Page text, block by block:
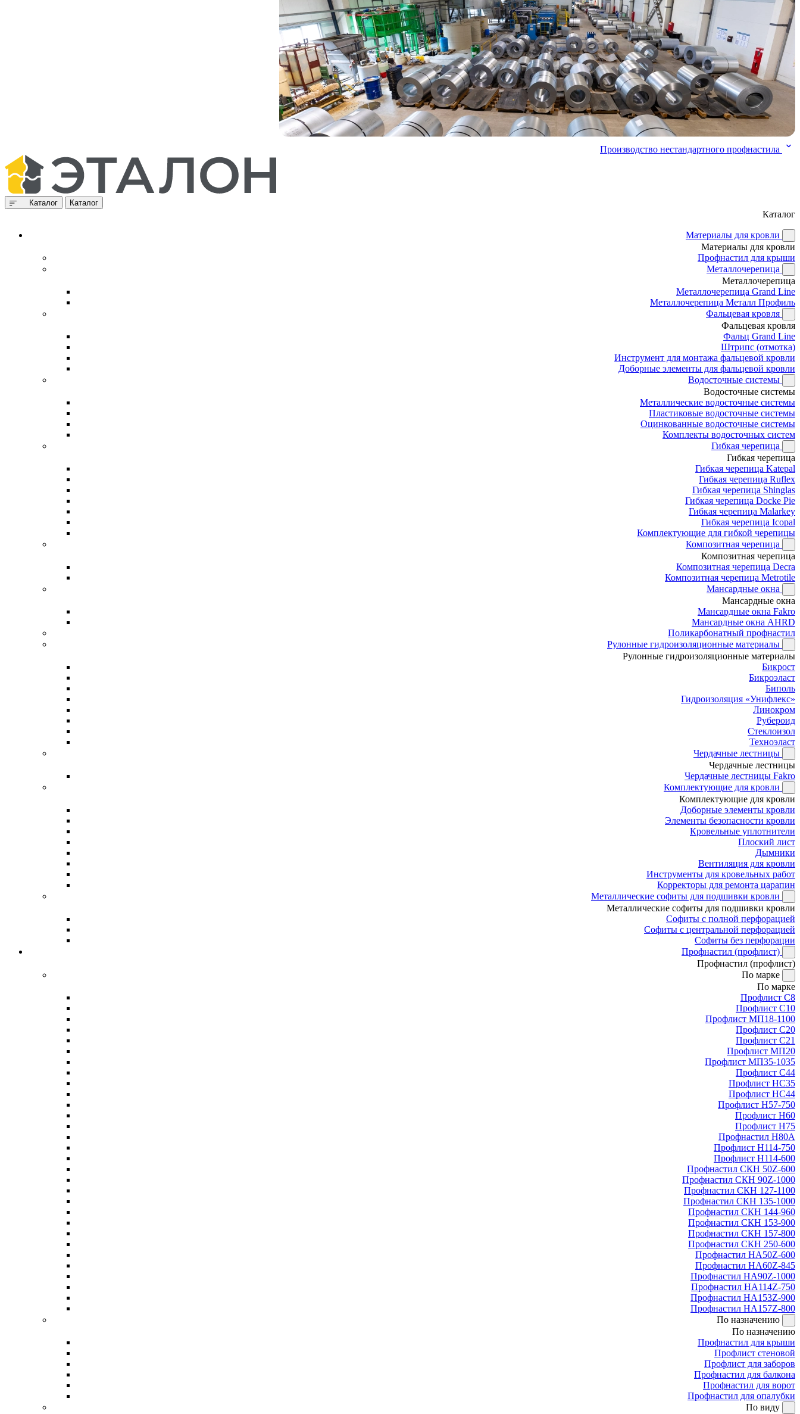
Производство нестандартного профнастила
Каталог Каталог
Каталог
Материалы для кровли
Материалы для кровли
Профнастил для крыши
Металлочерепица
Металлочерепица
Металлочерепица Grand Line
Металлочерепица Металл Профиль
Фальцевая кровля
Фальцевая кровля
Фальц Grand Line
Штрипс (отмотка)
Инструмент для монтажа фальцевой кровли
Доборные элементы для фальцевой кровли
Водосточные системы
Водосточные системы
Металлические водосточные системы
Пластиковые водосточные системы
Оцинкованные водосточные системы
Комплекты водосточных систем
Гибкая черепица
Гибкая черепица
Гибкая черепица Katepal
Гибкая черепица Ruflex
Гибкая черепица Shinglas
Гибкая черепица Docke Pie
Гибкая черепица Malarkey
Гибкая черепица Icopal
Комплектующие для гибкой черепицы
Композитная черепица
Композитная черепица
Композитная черепица Decra
Композитная черепица Metrotile
Мансардные окна
Мансардные окна
Мансардные окна Fakro
Мансардные окна AHRD
Поликарбонатный профнастил
Рулонные гидроизоляционные материалы
Рулонные гидроизоляционные материалы
Бикрост
Бикроэласт
Биполь
Гидроизоляция «Унифлекс»
Линокром
Рубероид
Стеклоизол
Техноэласт
Чердачные лестницы
Чердачные лестницы
Чердачные лестницы Fakro
Комплектующие для кровли
Комплектующие для кровли
Доборные элементы кровли
Элементы безопасности кровли
Кровельные уплотнители
Плоский лист
Дымники
Вентиляция для кровли
Инструменты для кровельных работ
Корректоры для ремонта царапин
Металлические софиты для подшивки кровли
Металлические софиты для подшивки кровли
Софиты с полной перфорацией
Софиты с центральной перфорацией
Софиты без перфорации
Профнастил (профлист)
Профнастил (профлист)
По марке
По марке
Профлист С8
Профлист С10
Профлист МП18-1100
Профлист С20
Профлист С21
Профлист МП20
Профлист МП35-1035
Профлист С44
Профлист НС35
Профлист НС44
Профлист Н57-750
Профлист Н60
Профлист Н75
Профнастил Н80А
Профлист Н114-750
Профлист Н114-600
Профнастил СКН 50Z-600
Профнастил СКН 90Z-1000
Профнастил СКН 127-1100
Профнастил СКН 135-1000
Профнастил СКН 144-960
Профнастил СКН 153-900
Профнастил СКН 157-800
Профнастил СКН 250-600
Профнастил НА50Z-600
Профнастил НА60Z-845
Профнастил НА90Z-1000
Профнастил НА114Z-750
Профнастил НА153Z-900
Профнастил НА157Z-800
По назначению
По назначению
Профнастил для крыши
Профлист стеновой
Профлист для заборов
Профнастил для балкона
Профнастил для ворот
Профнастил для опалубки
По виду